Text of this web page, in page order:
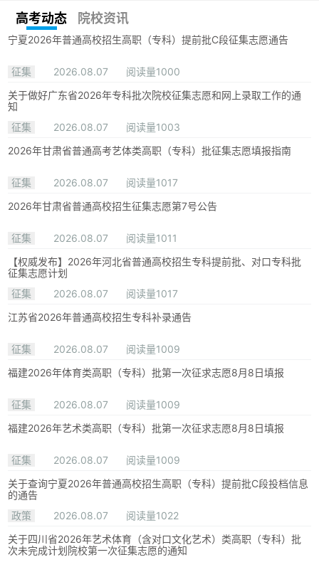
高考动态 院校资讯
宁夏2026年普通高校招生高职（专科）提前批C段征集志愿通告
征集 2026.08.07
阅读量1000
关于做好广东省2026年专科批次院校征集志愿和网上录取工作的通
知
征集
2026.08.07
阅读量1003
2026年甘肃省普通高考艺体类高职（专科）批征集志愿填报指南
征集 2026.08.07
阅读量1017
2026年甘肃省普通高校招生征集志愿第7号公告
征集 2026.08.07
阅读量1011
【权威发布】2026年河北省普通高校招生专科提前批、对口专科批
征集志愿计划
征集
2026.08.07
阅读量1017
江苏省2026年普通高校招生专科补录通告
征集 2026.08.07
阅读量1009
福建2026年体育类高职（专科）批第一次征求志愿8月8日填报
征集 2026.08.07
阅读量1009
福建2026年艺术类高职（专科）批第一次征求志愿8月8日填报
征集 2026.08.07
阅读量1009
关于查询宁夏2026年普通高校招生高职（专科）提前批C段投档信息
的通告
政策
2026.08.07
阅读量1022
关于四川省2026年艺术体育（含对口文化艺术）类高职（专科）批
次未完成计划院校第一次征集志愿的通知